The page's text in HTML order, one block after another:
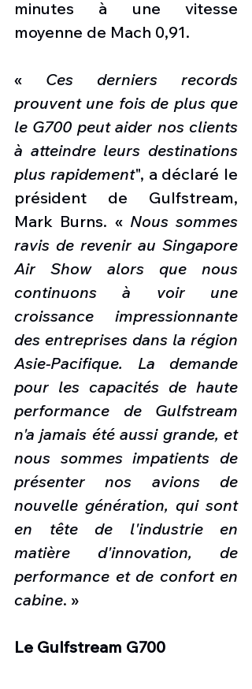
minutes à une vitesse
moyenne de Mach 0,91.
« Ces derniers records
prouvent une fois de plus que
le G700 peut aider nos clients
à atteindre leurs destinations
plus rapidement", a déclaré le
président de Gulfstream,
Mark Burns. « Nous sommes
ravis de revenir au Singapore
Air Show alors que nous
continuons à voir une
croissance impressionnante
des entreprises dans la région
Asie-Pacifique. La demande
pour les capacités de haute
performance de Gulfstream
n'a jamais été aussi grande, et
nous sommes impatients de
présenter nos avions de
nouvelle génération, qui sont
en tête de l'industrie en
matière d'innovation, de
performance et de confort en
cabine. »
Le Gulfstream G700